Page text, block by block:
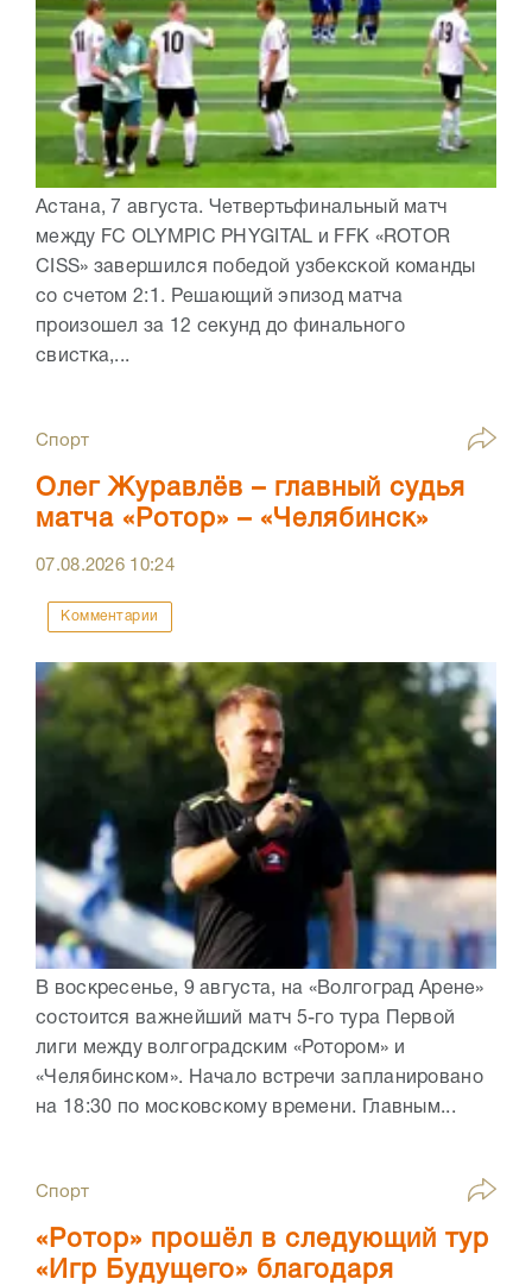
Астана, 7 августа. Четвертьфинальный матч
между FC OLYMPIC PHYGITAL и FFK «ROTOR
CISS» завершился победой узбекской команды
со счетом 2:1. Решающий эпизод матча
произошел за 12 секунд до финального
свистка,...
Спорт
Олег Журавлёв – главный судья
матча «Ротор» – «Челябинск»
07.08.2026 10:24
Комментарии
В воскресенье, 9 августа, на «Волгоград Арене»
состоится важнейший матч 5-го тура Первой
лиги между волгоградским «Ротором» и
«Челябинском». Начало встречи запланировано
на 18:30 по московскому времени. Главным...
Спорт
«Ротор» прошёл в следующий тур
«Игр Будущего» благодаря